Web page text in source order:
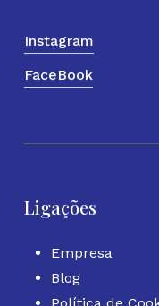
Instagram
FaceBook
Ligações
Empresa
Blog